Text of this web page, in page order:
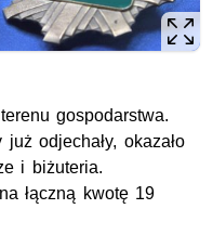
gospodarstwa.
odjechały, okazało
i biżuteria.
łączną kwotę 19